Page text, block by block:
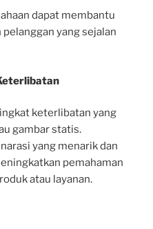
dapat membantu
yang sejalan
keterlibatan yang
gambar statis.
yang menarik dan
pemahaman
atau layanan.